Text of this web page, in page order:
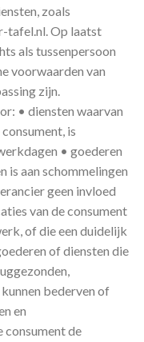
zoals
tafel.nl. Op laatst
als tussenpersoon
voorwaarden van
zijn.
• diensten waarvan
is
• goederen
is aan schommelingen
geen invloed
van de consument
of die een duidelijk
of diensten die
bederven of
en
de